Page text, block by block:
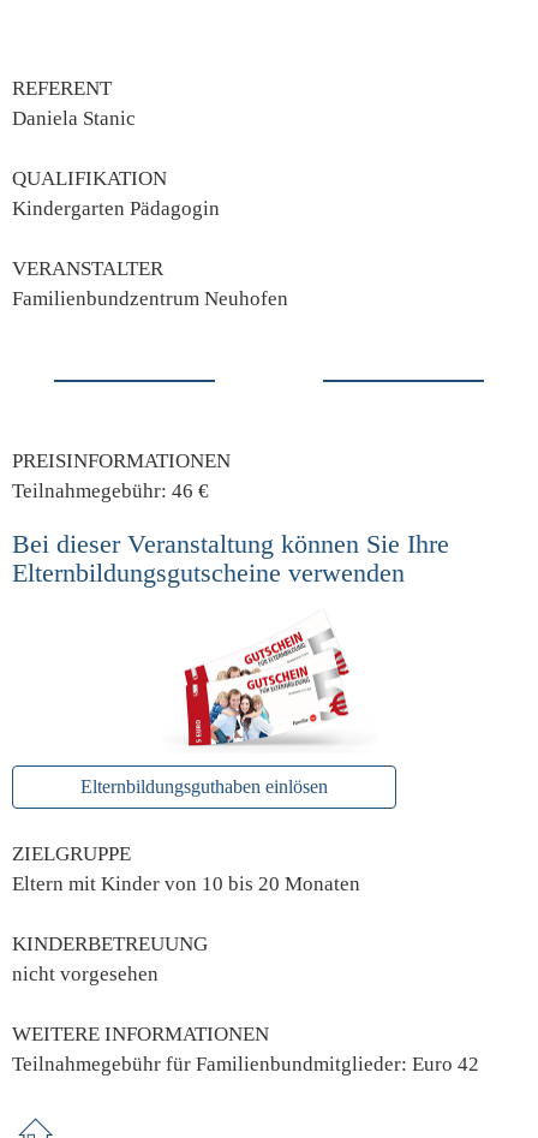
REFERENT
Daniela Stanic
QUALIFIKATION
Kindergarten Pädagogin
VERANSTALTER
Familienbundzentrum Neuhofen
PREISINFORMATIONEN
Teilnahmegebühr: 46 €
Bei dieser Veranstaltung können Sie Ihre
Elternbildungsgutscheine verwenden
Elternbildungsguthaben einlösen
ZIELGRUPPE
Eltern mit Kinder von 10 bis 20 Monaten
KINDERBETREUUNG
nicht vorgesehen
WEITERE INFORMATIONEN
Teilnahmegebühr für Familienbundmitglieder: Euro 42